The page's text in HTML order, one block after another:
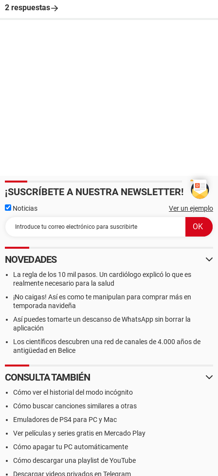
2 respuestas
¡SUSCRÍBETE A NUESTRA NEWSLETTER!
Noticias Ver un ejemplo
NOVEDADES
La regla de los 10 mil pasos. Un cardiólogo explicó lo que es
realmente necesario para la salud
¡No caigas! Así es como te manipulan para comprar más en
temporada navideña
Así puedes tomarte un descanso de WhatsApp sin borrar la
aplicación
Los científicos descubren una red de canales de 4.000 años de
antigüedad en Belice
CONSULTA TAMBIÉN
Cómo ver el historial del modo incógnito
Cómo buscar canciones similares a otras
Emuladores de PS4 para PC y Mac
Ver películas y series gratis en Mercado Play
Cómo apagar tu PC automáticamente
Cómo descargar una playlist de YouTube
Descargar videos privados en Telegram